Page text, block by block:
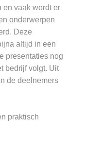
en vaak wordt er
onderwerpen
Deze
altijd in een
presentaties nog
bedrijf volgt. Uit
de deelnemers
praktisch